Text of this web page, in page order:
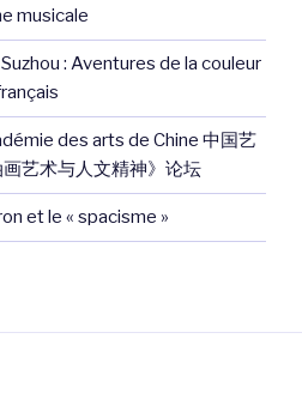
musicale
: Aventures de la couleur
des arts de Chine 中国艺
艺术与人文精神》论坛
et le « spacisme »